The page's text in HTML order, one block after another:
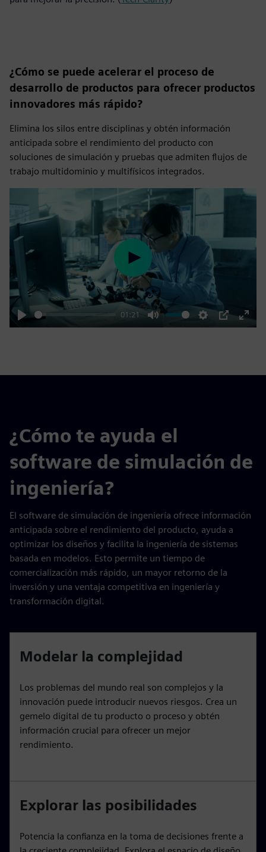
¿Cómo se puede acelerar el proceso de
desarrollo de productos para ofrecer productos
innovadores más rápido?
Elimina los silos entre disciplinas y obtén información
anticipada sobre el rendimiento del producto con
soluciones de simulación y pruebas que admiten flujos de
trabajo multidominio y multifísicos integrados.
Play
01:21
Mute Settings
PIP
Enter
Play
¿Cómo te ayuda el
software de simulación de
ingeniería?
El software de simulación de ingeniería ofrece información
anticipada sobre el rendimiento del producto, ayuda a
optimizar los diseños y facilita la ingeniería de sistemas
basada en modelos. Esto permite un tiempo de
comercialización más rápido, un mayor retorno de la
inversión y una ventaja competitiva en ingeniería y
transformación digital.
Modelar la complejidad
Los problemas del mundo real son complejos y la
innovación puede introducir nuevos riesgos. Crea un
gemelo digital de tu producto o proceso y obtén
información crucial para ofrecer un mejor
rendimiento.
Explorar las posibilidades
Potencia la confianza en la toma de decisiones frente a